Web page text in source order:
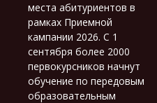
места абитуриентов в
рамках Приемной
кампании 2026. С 1
сентября более 2000
первокурсников начнут
обучение по передовым
образовательным